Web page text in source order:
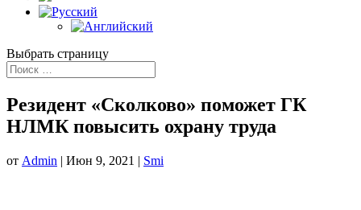
Выбрать страницу
Резидент «Сколково» поможет ГК
НЛМК повысить охрану труда
от Admin | Июн 9, 2021 | Smi